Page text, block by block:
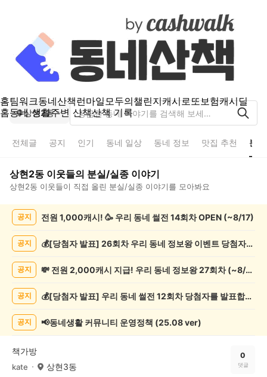
홈팀워크동네산책런마일모두의챌린지캐시로또보험캐시딜
홈동네 생활주변 산책산책 기록
상현2동
전체글 공지 인기 동네 일상 동네 정보 맛집 추천 분
상현2동 이웃들의 분실/실종 이야기
상현2동 이웃들이 직접 올린 분실/실종 이야기를 모아봐요
실/
목
공지 전원 1,000캐시! 🥳 우리 동네 썰전 14회차 OPEN (~8/17)
공지 💰[당첨자 발표] 26회차 우리 동네 정보왕 이벤트 당첨자를 발표합니다!
공지 💸 전원 2,000캐시 지급! 우리 동네 정보왕 27회차 (~8/10)
공지 💰[당첨자 발표] 우리 동네 썰전 12회차 당첨자를 발표합니다!
공지 📢동네생활 커뮤니티 운영정책 (25.08 ver)
책가방
kate 상현3동
0
댓글